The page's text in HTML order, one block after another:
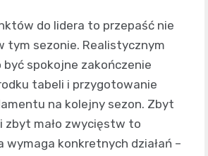
do lidera to przepaść nie
tym sezonie. Realistycznym
być spokojne zakończenie
tabeli i przygotowanie
na kolejny sezon. Zbyt
zbyt mało zwycięstw to
wymaga konkretnych działań –